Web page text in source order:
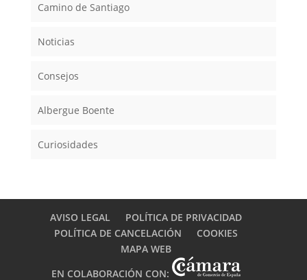
Camino de Santiago
Noticias
Consejos
Albergue Boente
Curiosidades
AVISO LEGAL
POLÍTICA DE PRIVACIDAD
POLÍTICA DE CANCELACIÓN
COOKIES
MAPA WEB
EN COLABORACIÓN CON: